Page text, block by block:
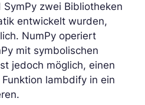
zwei Bibliotheken
entwickelt wurden,
NumPy operiert
mit symbolischen
jedoch möglich, einen
lambdify in ein